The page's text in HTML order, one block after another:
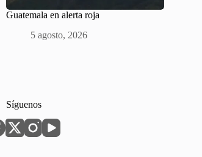
Guatemala en alerta roja
5 agosto, 2026
Síguenos